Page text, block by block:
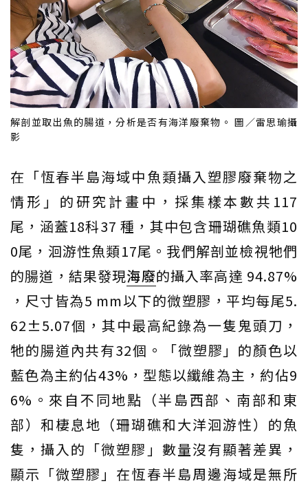
解剖並取出魚的腸道，分析是否有海洋廢棄物。 圖／雷思瑜攝
影
在「恆春半島海域中魚類攝入塑膠廢棄物之
情形」的研究計畫中，採集樣本數共117
尾，涵蓋18科37 種，其中包含珊瑚礁魚類10
0尾，洄游性魚類17尾。我們解剖並檢視牠們
的腸道，結果發現海廢的攝入率高達 94.87%
，尺寸皆為5 mm以下的微塑膠，平均每尾5.
62±5.07個，其中最高紀錄為一隻鬼頭刀，
牠的腸道內共有32個。「微塑膠」的顏色以
藍色為主約佔43%，型態以纖維為主，約佔9
6%。來自不同地點（半島西部、南部和東
部）和棲息地（珊瑚礁和大洋洄游性）的魚
隻，攝入的「微塑膠」數量沒有顯著差異，
顯示「微塑膠」在恆春半島周邊海域是無所